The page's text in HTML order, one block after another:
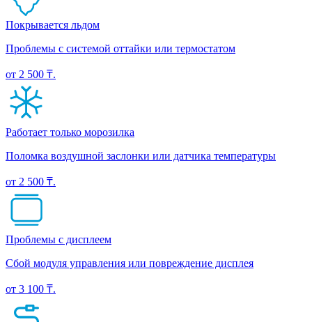
Покрывается льдом
Проблемы с системой оттайки или термостатом
от 2 500 ₸.
Работает только морозилка
Поломка воздушной заслонки или датчика температуры
от 2 500 ₸.
Проблемы с дисплеем
Сбой модуля управления или повреждение дисплея
от 3 100 ₸.